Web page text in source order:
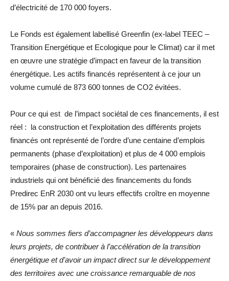
d’électricité de 170 000 foyers.
Le Fonds est également labellisé Greenfin (ex-label TEEC –
Transition Energétique et Ecologique pour le Climat) car il met
en œuvre une stratégie d’impact en faveur de la transition
énergétique. Les actifs financés représentent à ce jour un
volume cumulé de 873 600 tonnes de CO2 évitées.
Pour ce qui est de l’impact sociétal de ces financements, il est
réel : la construction et l’exploitation des différents projets
financés ont représenté de l’ordre d’une centaine d’emplois
permanents (phase d’exploitation) et plus de 4 000 emplois
temporaires (phase de construction). Les partenaires
industriels qui ont bénéficié des financements du fonds
Predirec EnR 2030 ont vu leurs effectifs croître en moyenne
de 15% par an depuis 2016.
« Nous sommes fiers d’accompagner les développeurs dans
leurs projets, de contribuer à l’accélération de la transition
énergétique et d’avoir un impact direct sur le développement
des territoires avec une croissance remarquable de nos